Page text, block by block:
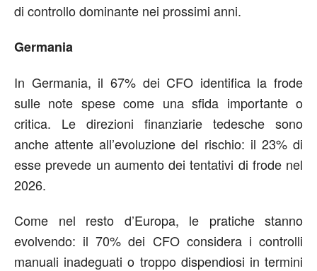
di controllo dominante nei prossimi anni.
Germania
In Germania, il 67% dei CFO identifica la frode
sulle note spese come una sfida importante o
critica. Le direzioni finanziarie tedesche sono
anche attente all’evoluzione del rischio: il 23% di
esse prevede un aumento dei tentativi di frode nel
2026.
Come nel resto d’Europa, le pratiche stanno
evolvendo: il 70% dei CFO considera i controlli
manuali inadeguati o troppo dispendiosi in termini